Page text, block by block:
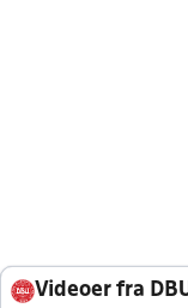
Videoer fra